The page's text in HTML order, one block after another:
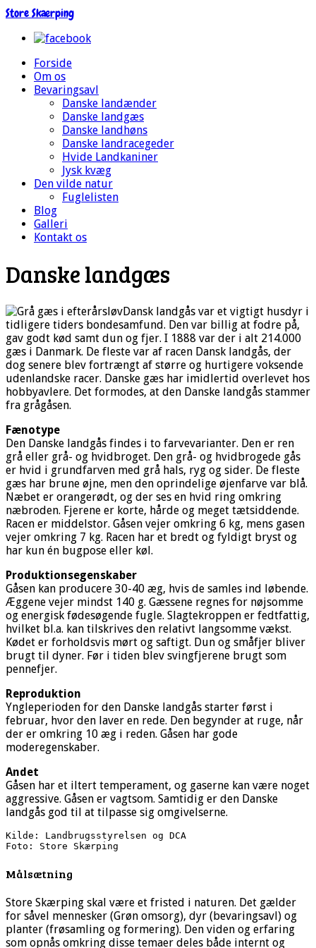
Store Skærping
Forside
Om os
Bevaringsavl
Danske landænder
Danske landgæs
Danske landhøns
Danske landracegeder
Hvide Landkaniner
Jysk kvæg
Den vilde natur
Fuglelisten
Blog
Galleri
Kontakt os
Danske landgæs
Dansk landgås var et vigtigt husdyr i
tidligere tiders bondesamfund. Den var billig at fodre på,
gav godt kød samt dun og fjer. I 1888 var der i alt 214.000
gæs i Danmark. De fleste var af racen Dansk landgås, der
dog senere blev fortrængt af større og hurtigere voksende
udenlandske racer. Danske gæs har imidlertid overlevet hos
hobbyavlere. Det formodes, at den Danske landgås stammer
fra grågåsen.
Fænotype
Den Danske landgås findes i to farvevarianter. Den er ren
grå eller grå- og hvidbroget. Den grå- og hvidbrogede gås
er hvid i grundfarven med grå hals, ryg og sider. De fleste
gæs har brune øjne, men den oprindelige øjenfarve var blå.
Næbet er orangerødt, og der ses en hvid ring omkring
næbroden. Fjerene er korte, hårde og meget tætsiddende.
Racen er middelstor. Gåsen vejer omkring 6 kg, mens gasen
vejer omkring 7 kg. Racen har et bredt og fyldigt bryst og
har kun én bugpose eller køl.
Produktionsegenskaber
Gåsen kan producere 30-40 æg, hvis de samles ind løbende.
Æggene vejer mindst 140 g. Gæssene regnes for nøjsomme
og energisk fødesøgende fugle. Slagtekroppen er fedtfattig,
hvilket bl.a. kan tilskrives den relativt langsomme vækst.
Kødet er forholdsvis mørt og saftigt. Dun og småfjer bliver
brugt til dyner. Før i tiden blev svingfjerene brugt som
pennefjer.
Reproduktion
Yngleperioden for den Danske landgås starter først i
februar, hvor den laver en rede. Den begynder at ruge, når
der er omkring 10 æg i reden. Gåsen har gode
moderegenskaber.
Andet
Gåsen har et iltert temperament, og gaserne kan være noget
aggressive. Gåsen er vagtsom. Samtidig er den Danske
landgås god til at tilpasse sig omgivelserne.
Kilde: Landbrugsstyrelsen og DCA
Foto: Store Skærping
Målsætning
Store Skærping skal være et fristed i naturen. Det gælder
for såvel mennesker (Grøn omsorg), dyr (bevaringsavl) og
planter (frøsamling og formering). Den viden og erfaring
som opnås omkring disse temaer deles både internt og